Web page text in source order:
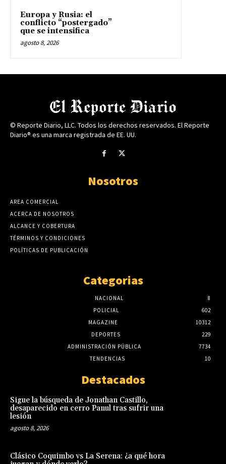
Europa y Rusia: el
conflicto “postergado”
que se intensifica
agosto 8, 2026
© Reporte Diario, LLC. Todos los derechos reservados. El Reporte
Diario® es una marca registrada de EE. UU.
Nosotros
AREA COMERCIAL
ACERCA DE NOSOTROS
ALCANCE Y COBERTURA
TÉRMINOS Y CONDICIONES
POLÍTICAS DE PUBLICACIÓN
Categorias
NACIONAL
8
POLICIAL
602
MAGAZINE
10312
DEPORTES
229
ADMINISTRACIÓN PÚBLICA
7734
TENDENCIAS
10
Destacados
Sigue la búsqueda de Jonathan Castillo,
desaparecido en cerro Panul tras sufrir una
lesión
agosto 8, 2026
Clásico Coquimbo vs La Serena: ¿a qué hora